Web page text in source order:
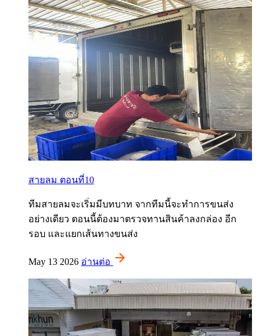
สายลม ตอนที่10
ทีมสายลมจะเริ่มมีบทบาท จากทีมนี้จะทำการขนส่ง
อย่างเดียว ตอนนี้ต้องมาตรวจทานสินค้าลงกล่อง อีก
รอบ และแยกเส้นทางขนส่ง
May 13 2026 อ่านต่อ